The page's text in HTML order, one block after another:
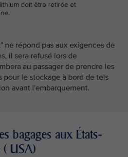
doit être retirée et
ne répond pas aux exigences de
il sera refusé lors de
au passager de prendre les
pour le stockage à bord de tels
avant l'embarquement.
bagages aux États-
USA)